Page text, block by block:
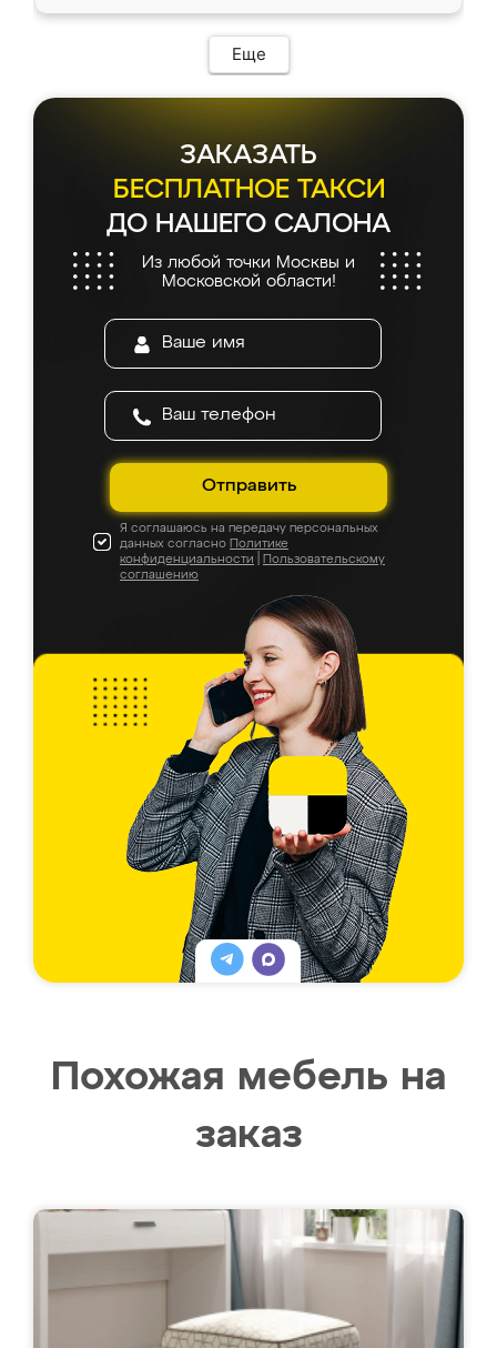
Еще
ЗАКАЗАТЬ
БЕСПЛАТНОЕ ТАКСИ
ДО НАШЕГО САЛОНА
Из любой точки Москвы и
Московской области!
Отправить
Я соглашаюсь на передачу персональных
данных согласно Политике
конфиденциальности
Пользовательскому
соглашению
Похожая мебель на
заказ